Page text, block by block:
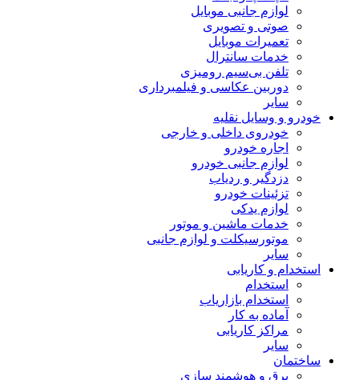
لوازم جانبی موبایل
صوتی و تصویری
تعمیرات موبایل
خدمات سانترال
تلفن بی‌سیم رومیزی
دوربین عکاسی و فیلمبرداری
سایر
خودرو و وسایل نقلیه
خودروی داخلی و خارجی
اجاره خودرو
لوازم جانبی خودرو
دزدگیر و ردیاب
تزئینات خودرو
لوازم یدکی
خدمات ماشین و موتور
موتورسیکلت و لوازم جانبی
سایر
استخدام و کاریابی
استخدام
استخدام بازاریاب
آماده به کار
مراکز کاریابی
سایر
ساختمان
برق و هوشمند سازی